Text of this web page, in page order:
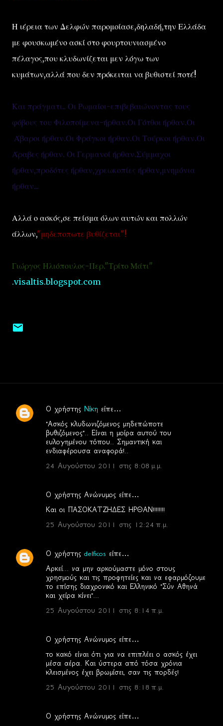
Η ιέρεια των Δελφών παρομοίασε,δηλαδή,την Ελλάδα
με φουσκωμένο ασκί στο φουρτουνιασμένο
πέλαγος,που κλυδωνίζεται μεν λόγω των
κυμάτων,αλλά που δεν πρόκειται να βυθιστεί ποτέ!
Και πράγματι.. Οι Ρωμαίοι-επιβεβαιώνοντας τους
φόβους του Φιλοποίμενα-ήρθαν.Οι Γότθοι ήρθαν.Οι
Άβαροι ήρθαν.Οι Φράγκοι ήρθαν.Οι Τούρκοι ήρθαν.Οι
Άραβες ήρθαν. Οι Γερμανοί ήρθαν.Σύμμαχοι
ήρθαν,προδότες ήρθαν,χρεωκοπίες ήρθαν,μνημόνια
ήρθαν...
Αλλά ο ασκός,σε πείσμα όλων αυτών και πολλών
άλλων,"μηδεποπωτε βυθίζεται"!
Γιώργος Ηλιόπουλος-Περ."Τρίτο Μάτι"
.visaltis.blogspot.com
Σ
Ο χρήστης Νίκη είπε…
"Ασκός κλυδωνιζόμενος μηδεπώποτε
βυθιζόμενος".. Είναι η μοίρα αυτού του
ευλογημένου τόπου.. Σημαντική και
ενδιαφέρουσα αναφορά!..
24 Αυγούστου 2011 στις 8:08 μ.μ.
Ο χρήστης Ανώνυμος είπε…
Και οι ΠΑΣΟΚΑΤΖΗΔΕΣ ΗΡΘΑΝ!!!!!!!!
25 Αυγούστου 2011 στις 12:24 π.μ.
Ο χρήστης delficos είπε…
Αρκεί... να μην αρκούμαστε μόνο στους
χρησμούς και τις προφητείες και να εφαρμόζουμε
το επίσης διαχρονικό και Ελληνικό "Σύν Αθηνά
και χείρα κίνει"...
25 Αυγούστου 2011 στις 8:14 π.μ.
Ο χρήστης Ανώνυμος είπε…
το κακό είναι ότι για να επιπλέει ο ασκός έχει
μέσα αέρα. Και ύστερα από τόσα χρόνια
κλεισμένος έχει βρωμίσει, σαν τις πορδές!
25 Αυγούστου 2011 στις 8:18 π.μ.
Ο χρήστης Ανώνυμος είπε…